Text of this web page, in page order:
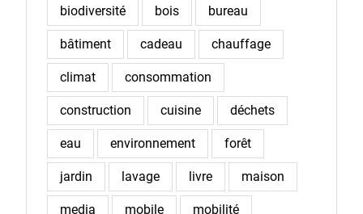
biodiversité bois bureau
bâtiment cadeau chauffage
climat consommation
construction cuisine déchets
eau environnement forêt
jardin lavage livre maison
media mobile mobilité